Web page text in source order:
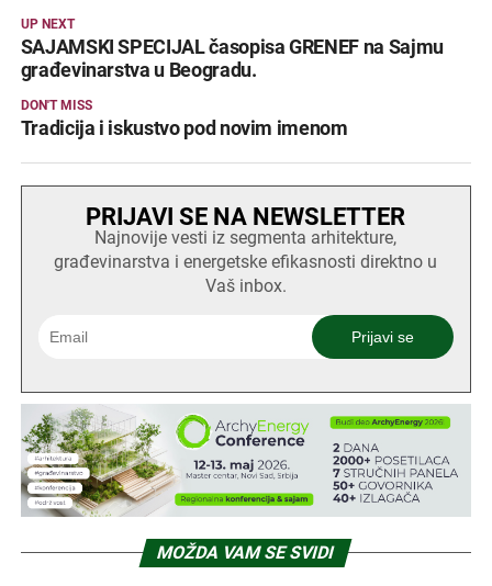
UP NEXT
SAJAMSKI SPECIJAL časopisa GRENEF na Sajmu
građevinarstva u Beogradu.
DON'T MISS
Tradicija i iskustvo pod novim imenom
PRIJAVI SE NA NEWSLETTER
Najnovije vesti iz segmenta arhitekture,
građevinarstva i energetske efikasnosti direktno u
Vaš inbox.
MOŽDA VAM SE SVIDI